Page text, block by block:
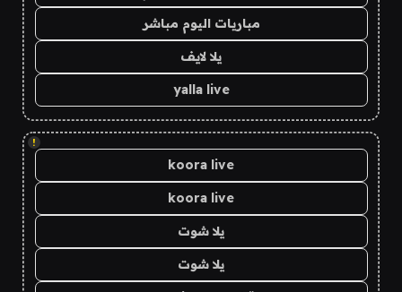
مباريات اليوم مباشر
يلا لايف
yalla live
!
koora live
koora live
يلا شوت
يلا شوت